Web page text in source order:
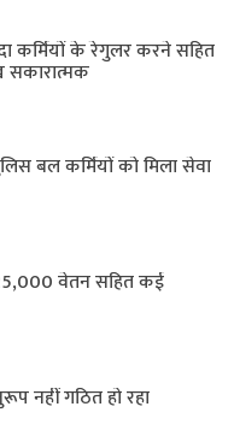
कर्मियों के रेगुलर करने सहित
सकारात्मक
बल ​कर्मियों को मिला सेवा
वेतन सहित कई
नहीं गठित हो रहा